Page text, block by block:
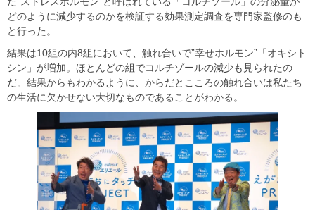
どのように減少するのかを検証する効果測定調査を専門家監修のも
と行った。
結果は10組の内8組において、触れ合いで”幸せホルモン”「オキシト
シン」が増加。ほとんどの組でコルチゾールの減少も見られたの
だ。結果からもわかるように、からだとこころの触れ合いは私たち
の生活に欠かせない大切なものであることがわかる。